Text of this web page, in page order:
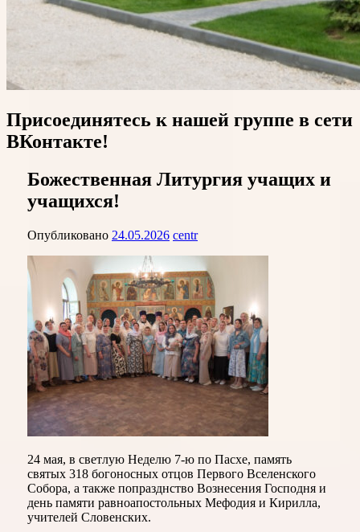
Присоединятесь к нашей группе в сети
ВКонтакте!
Божественная Литургия учащих и
учащихся!
Опубликовано 24.05.2026 centr
24 мая, в светлую Неделю 7-ю по Пасхе, память
святых 318 богоносных отцов Первого Вселенского
Собора, а также попразднство Вознесения Господня и
день памяти равноапостольных Мефодия и Кирилла,
учителей Словенских.